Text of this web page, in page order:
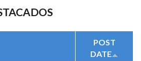
POST
DATE